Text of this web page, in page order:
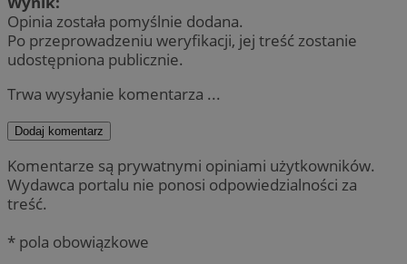
Opinia została pomyślnie dodana.
Po przeprowadzeniu weryfikacji, jej treść zostanie
udostępniona publicznie.
Trwa wysyłanie komentarza ...
Dodaj komentarz
Komentarze są prywatnymi opiniami użytkowników.
Wydawca portalu nie ponosi odpowiedzialności za
treść.
* pola obowiązkowe